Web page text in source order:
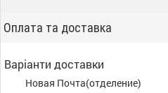
Оплата та доставка
Варіанти доставки
Новая Почта(отделение)